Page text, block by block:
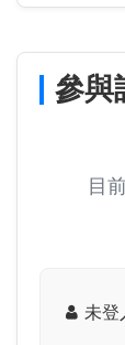
參與
目
未登